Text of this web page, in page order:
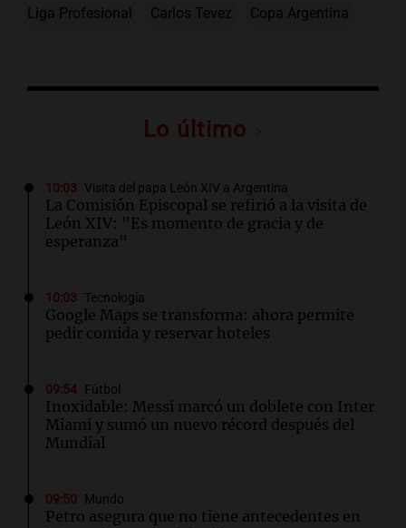
Liga Profesional Carlos Tevez Copa Argentina
Lo último
10:03 Visita del papa León XIV a Argentina
La Comisión Episcopal se refirió a la visita de
León XIV: "Es momento de gracia y de
esperanza"
10:03 Tecnología
Google Maps se transforma: ahora permite
pedir comida y reservar hoteles
09:54 Fútbol
Inoxidable: Messi marcó un doblete con Inter
Miami y sumó un nuevo récord después del
Mundial
09:50 Mundo
Petro asegura que no tiene antecedentes en